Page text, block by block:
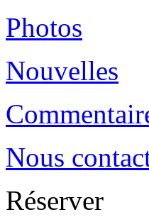
Photos
Nouvelles
Nous
Réserver